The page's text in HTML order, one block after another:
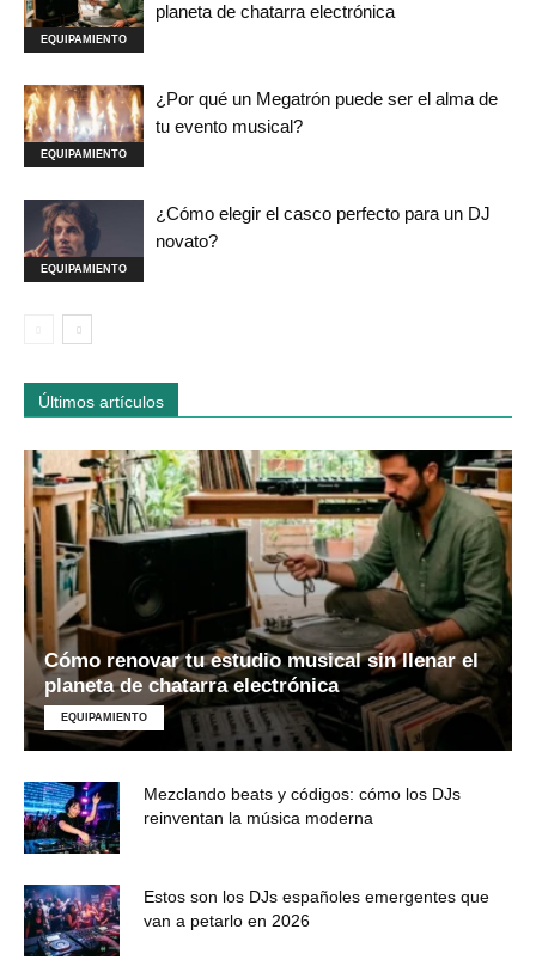
EQUIPAMIENTO
planeta de chatarra electrónica
EQUIPAMIENTO
¿Por qué un Megatrón puede ser el alma de
tu evento musical?
EQUIPAMIENTO
¿Cómo elegir el casco perfecto para un DJ
novato?
Últimos artículos
Cómo renovar tu estudio musical sin llenar el
planeta de chatarra electrónica
EQUIPAMIENTO
Mezclando beats y códigos: cómo los DJs
reinventan la música moderna
Estos son los DJs españoles emergentes que
van a petarlo en 2026